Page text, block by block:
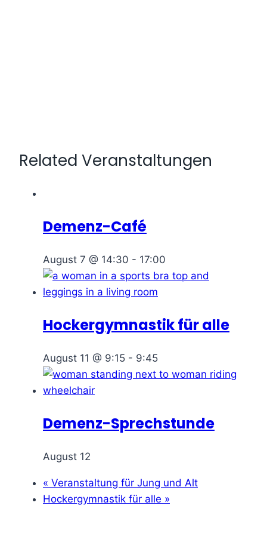
Related Veranstaltungen
Demenz-Café
August 7 @ 14:30 - 17:00
Hockergymnastik für alle
August 11 @ 9:15 - 9:45
Demenz-Sprechstunde
August 12
« Veranstaltung für Jung und Alt
Hockergymnastik für alle »